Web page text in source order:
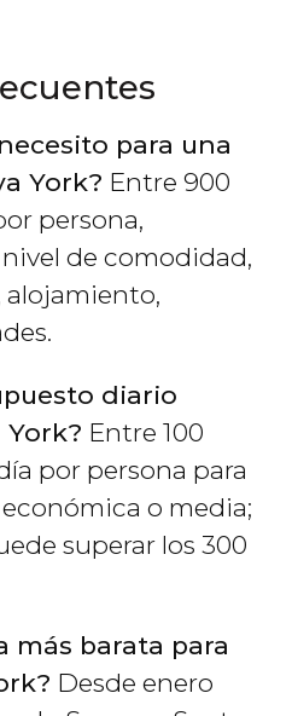
para una
York? Entre 900
persona,
de comodidad,
alojamiento,
diario
Entre 100
por persona para
o media;
superar los 300
más barata para
Desde enero